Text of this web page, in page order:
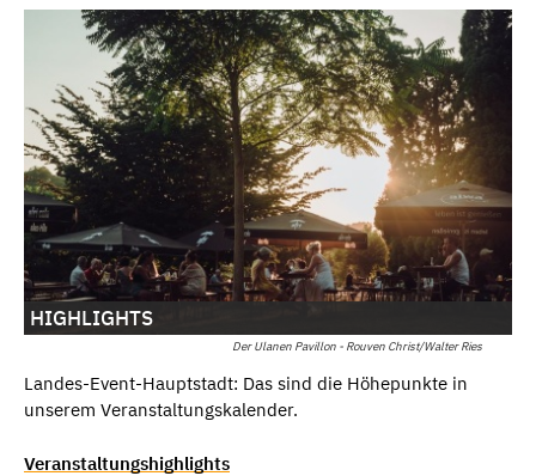
Der Ulanen Pavillon - Rouven Christ/Walter Ries
HIGHLIGHTS
Landes-Event-Hauptstadt: Das sind die Höhepunkte in
unserem Veranstaltungskalender.
Veranstaltungshighlights